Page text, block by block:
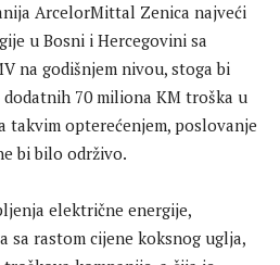
ArcelorMittal Zenica najveći
u Bosni i Hercegovini sa
na godišnjem nivou, stoga bi
70 miliona KM troška u
takvim opterećenjem, poslovanje
bi bilo održivo.
električne energije,
sa rastom cijene koksnog uglja,